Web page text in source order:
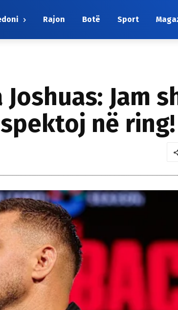
Rajon Botë Sport
Jam
në ring!